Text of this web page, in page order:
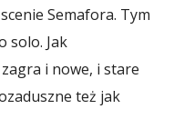
Semafora. Tym
solo. Jak
i nowe, i stare
też jak